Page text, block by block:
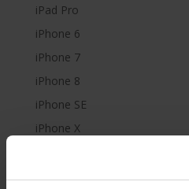
iPad Pro
iPhone 6
iPhone 7
iPhone 8
iPhone SE
iPhone X